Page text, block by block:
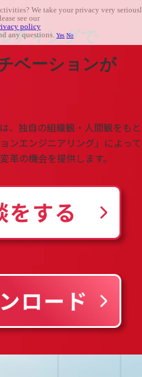
ティングで
ベーションが
、独自の組織観・人間観をもと
ンエンジニアリング」によって
革の機会を提供します。
We take your privacy very
see our
policy
any questions.Yes No